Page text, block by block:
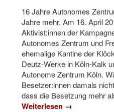
16 Jahre Autonomes
Jahre mehr. Am 16. April
Aktivist:innen der
Autonomes Zentrum und
ehemalige Kantine der
Deutz-Werke in Köln-Kalk
Autonome Zentrum Köln.
Besetzer:innen damals
dass die Besetzung mehr
Weiterlesen →